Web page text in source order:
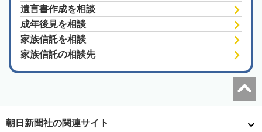
遺言書作成を相談
成年後見を相談
家族信託を相談
家族信託の相談先
朝日新聞社の関連サイト